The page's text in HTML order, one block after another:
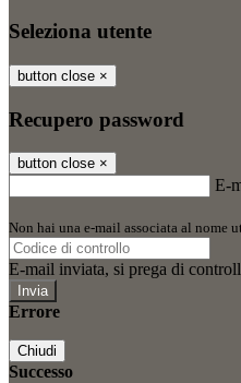
Seleziona utente
button close ×
Recupero password
button close ×
E-
Non hai una e-mail associata al nome
E-mail inviata, si prega di
Errore
Chiudi
Successo